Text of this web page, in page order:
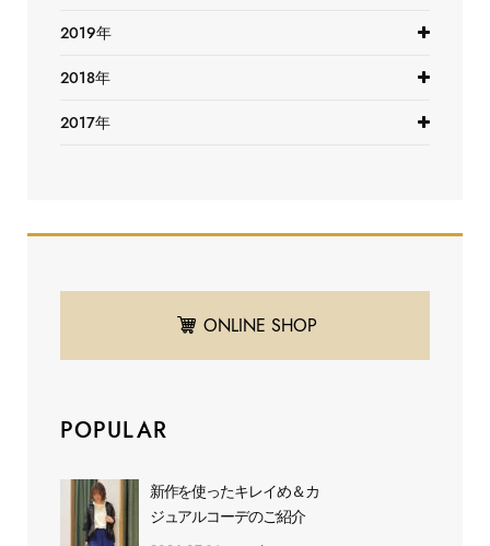
2019年
2018年
2017年
ONLINE SHOP
POPULAR
新作を使ったキレイめ＆カ
ジュアルコーデのご紹介